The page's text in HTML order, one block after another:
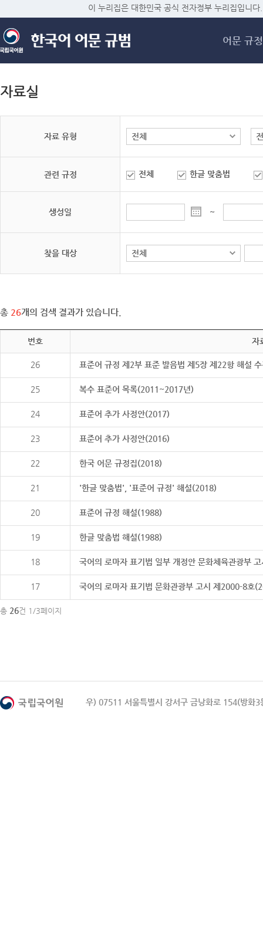
메
이 누리집은 대한민국 공식 전자정부 누리집입니다.
어문 규정
자료실
자료 유형
관련 규정 전체 한글 맞춤법
생성일 ~
찾을 대상
총 26개의 검색 결과가 있습니다.
번호 자
26 표준어 규정 제2부 표준 발음법 제5장 제22항 해설
25 복수 표준어 목록(2011~2017년)
24 표준어 추가 사정안(2017)
23 표준어 추가 사정안(2016)
22 한국 어문 규정집(2018)
21 '한글 맞춤법', '표준어 규정' 해설(2018)
20 표준어 규정 해설(1988)
19 한글 맞춤법 해설(1988)
18 국어의 로마자 표기법 일부 개정안 문화체육관광부
17 국어의 로마자 표기법 문화관광부 고시 제2000-8호
총 26건 1/3페이지
우) 07511 서울특별시 강서구 금낭화로 154(방화3